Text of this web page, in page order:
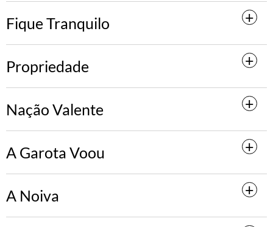
Fique Tranquilo
Propriedade
Nação Valente
A Garota Voou
A Noiva